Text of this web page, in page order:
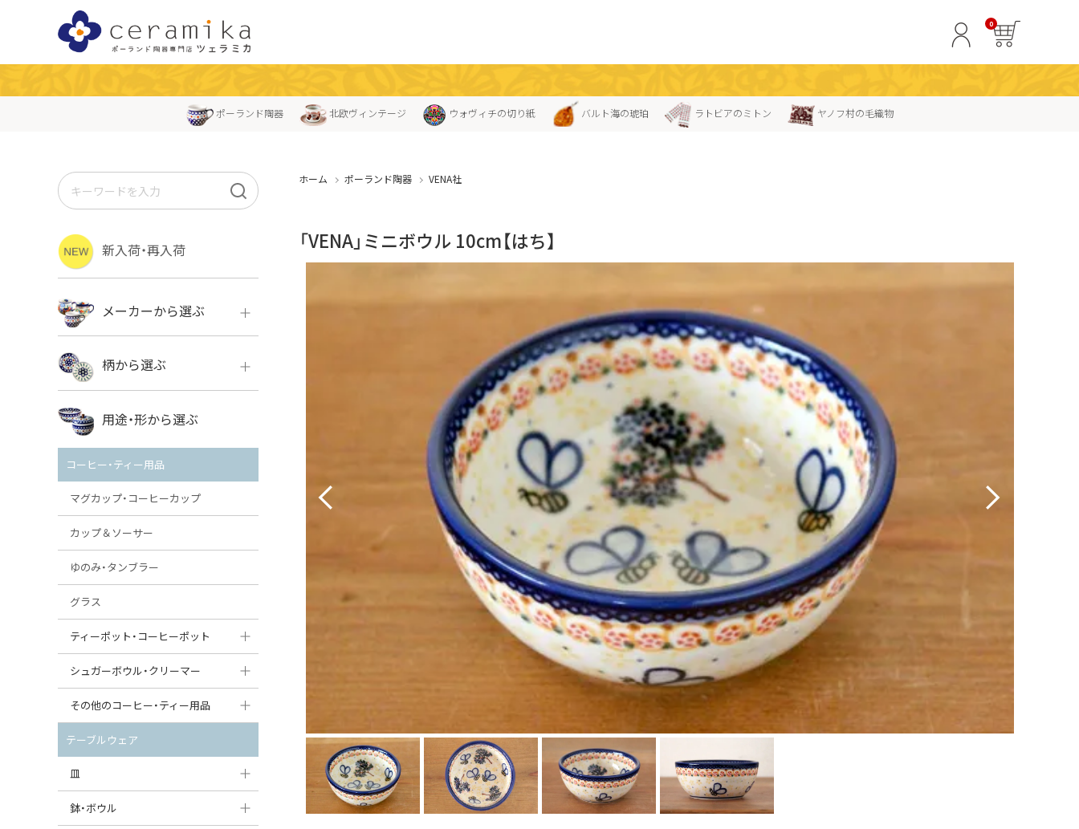
0
ポーランド陶器 北欧ヴィンテージ ウォヴィチの切り紙 バルト海の琥珀 ラトビアのミトン ヤノフ村の毛織物
ホーム ポーランド陶器 VENA社
「VENA」ミニボウル 10cm【はち】
新入荷・再入荷
メーカーから選ぶ
ボレス
VENA
ミレナ
柄から選ぶ
ボレス
用途・形から選ぶ
コーヒー・ティー用品
マグカップ・コーヒーカップ
カップ＆ソーサー
ゆのみ・タンブラー
グラス
ティーポット・コーヒーポット
ティーポット
コーヒーポット
シュガーボウル・クリーマー
シュガーボウル
クリーマー
その他のコーヒー・ティー用品
ポットウォーマー
ピッチャー
コーヒードリッパー
テーブルウェア
皿
大皿（24cm〜）
鉢・ボウル